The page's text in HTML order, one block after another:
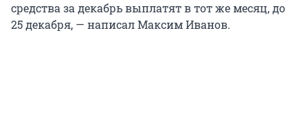
средства за декабрь выплатят в тот же месяц, до
25 декабря, — написал Максим Иванов.